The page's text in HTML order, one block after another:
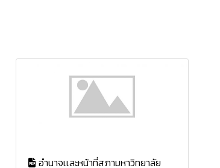
อำนาจเเละหน้าที่สภามหาวิทยาลัย